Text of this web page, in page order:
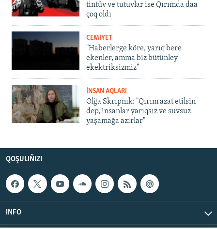
tintüv ve tutuvlar ise Qırımda daa
çoq oldı
CEMİYET
"Haberlerge köre, yarıq bere
ekenler, amma biz bütünley
ekektriksizmiz"
İNSAN AQLARI
Olğa Skrıpnık: "Qırım azat etilsin
dep, insanlar yarıqsız ve suvsuz
yaşamağa azırlar"
QOŞULIÑIZ!
INFO